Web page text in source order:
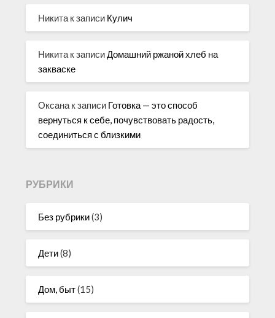
Никита к записи Кулич
Никита к записиДомашний ржаной хлеб на
закваске
Оксана к записи Готовка — это способ
вернуться к себе, почувствовать радость,
соединиться с близкими
РУБРИКИ
Без рубрики(3)
Дети(8)
Дом, быт(15)